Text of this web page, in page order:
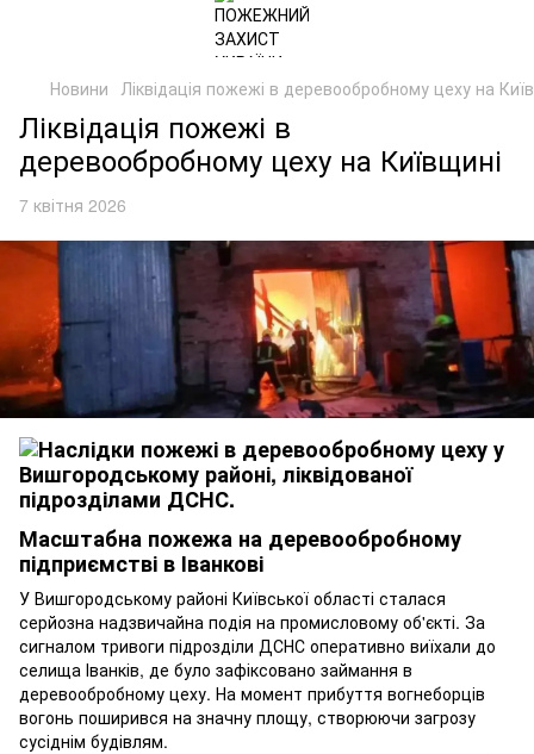
Новини Ліквідація пожежі в деревообробному цеху на
Ліквідація пожежі в
деревообробному цеху на Київщині
7 квітня 2026
Масштабна пожежа на деревообробному
підприємстві в Іванкові
У Вишгородському районі Київської області сталася
серйозна надзвичайна подія на промисловому об'єкті. За
сигналом тривоги підрозділи ДСНС оперативно виїхали до
селища Іванків, де було зафіксовано займання в
деревообробному цеху. На момент прибуття вогнеборців
вогонь поширився на значну площу, створюючи загрозу
сусіднім будівлям.